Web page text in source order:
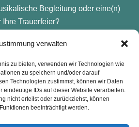
verwalten
zu bieten, verwenden wir Technologien wie
zu speichern und/oder darauf
Technologien zustimmst, können wir Daten
eindeutige IDs auf dieser Website verarbeiten.
nicht erteilst oder zurückziehst, können
beeinträchtigt werden.
Begleitung oder eine(n)
Ihre Trauerfeier?
Impressum
Haftung